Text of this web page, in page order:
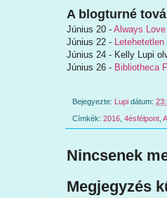
A blogturné
Június 20 - Always
Június 22 -
Letehetetlen
Június 24 - Kelly Lupi
Június 26 - Bibliotheca
Bejegyezte: Lupi dátum:
Címkék: 2016 4ésfélpont
Nincsenek
Megjegyzés